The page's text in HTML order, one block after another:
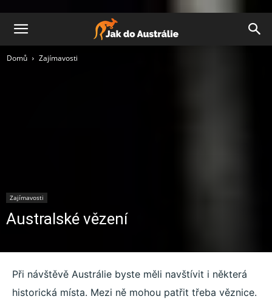
Domů Zajímavosti
Zajímavosti
Australské vězení
Při návštěvě Austrálie byste měli navštívit i některá
historická místa. Mezi ně mohou patřit třeba věznice.